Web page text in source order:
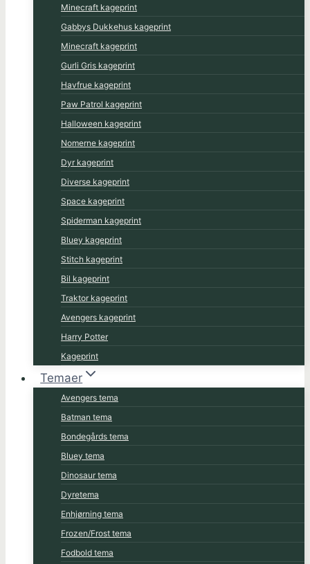
Minecraft kageprint
Gabbys Dukkehus kageprint
Minecraft kageprint
Gurli Gris kageprint
Havfrue kageprint
Paw Patrol kageprint
Halloween kageprint
Nomerne kageprint
Dyr kageprint
Diverse kageprint
Space kageprint
Spiderman kageprint
Bluey kageprint
Stitch kageprint
Bil kageprint
Traktor kageprint
Avengers kageprint
Harry Potter
Kageprint
Temaer
Avengers tema
Batman tema
Bondegårds tema
Bluey tema
Dinosaur tema
Dyretema
Enhjørning tema
Frozen/Frost tema
Fodbold tema